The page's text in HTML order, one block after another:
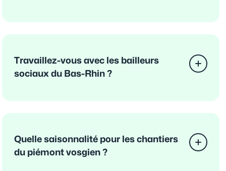
Travaillez-vous avec les bailleurs
sociaux du Bas-Rhin ?
Quelle saisonnalité pour les chantiers
du piémont vosgien ?